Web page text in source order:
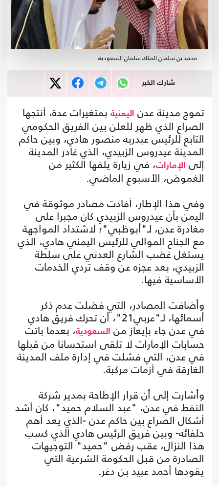
محمد بن سلمان الملك سلمان السعودية
شارك الخبر
تموج مدينة عدن اليمنية بمتغيرات عدة، أنتجها
الصراع الذي ظهر للعلن بين الفريق الحكومي
التابع للرئيس عبدربه منصور هادي، وبين حاكم
المدينة عيدروس الزبيدي، الذي غادر المدينة
إلى الإمارات، في زيارة يلفها الكثير من
الغموض، الأسبوع الماضي.
وفي هذا الإطار، أفادت مصادر موثوقة في
اليمن بأن عيدروس الزبيدي كان مجبرا على
مغادرة عدن، لـ"أبوظبي"؛ لاشتداد المواجهة
مع الجناح الموالي للرئيس اليمني هادي، الذي
يستغل غضب الشارع العدني على سلطة
الزبيدي، بعد عجزه عن وقف تردي الخدمات
الأساسية فيها.
وأضافت المصادر، التي فضلت عدم ذكر
أسمائها، لـ"عربي21"، أن تحرك فريق هادي
في عدن جاء بإيعاز من السعودية، بعدما باتت
حسابات الإمارات لا تلقى استحسانا من قبلها
في عدن، التي فشلت في إدارة ملف المدينة
الغارقة في أزمات مركبة.
وأشارت إلى أن قرار الإطاحة بمدير شركة
النفط في عدن، "عبد السلام حميد"، كان أشد
أشكال الصراع بين حاكم عدن -الذي يعد أهم
حلفائه- وبين فريق الرئيس هادي الذي كسب
هذا النزال، عقب رفض "حميد" التوجيهات
الصادرة من قبل الحكومة الشرعية التي
يقودها أحمد عبيد بن دغر.